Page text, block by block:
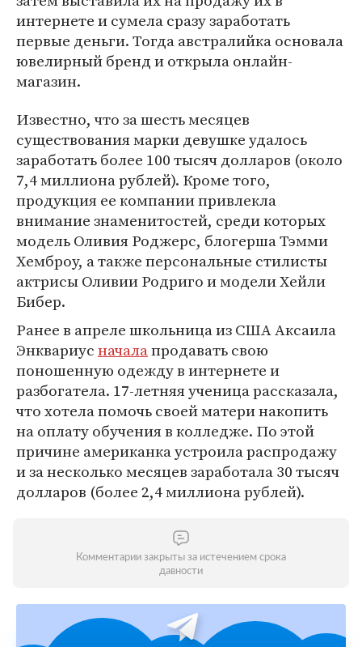
интернете и сумела сразу заработать
первые деньги. Тогда австралийка основала
ювелирный бренд и открыла онлайн-
магазин.
Известно, что за шесть месяцев
существования марки девушке удалось
заработать более 100 тысяч долларов (около
7,4 миллиона рублей). Кроме того,
продукция ее компании привлекла
внимание знаменитостей, среди которых
модель Оливия Роджерс, блогерша Тэмми
Хемброу, а также персональные стилисты
актрисы Оливии Родриго и модели Хейли
Бибер.
Ранее в апреле школьница из США Аксаила
Энквариусначалапродавать свою
поношенную одежду в интернете и
разбогатела. 17-летняя ученица рассказала,
что хотела помочь своей матери накопить
на оплату обучения в колледже. По этой
причине американка устроила распродажу
и за несколько месяцев заработала 30 тысяч
долларов (более 2,4 миллиона рублей).
Комментарии закрыты за истечением срока
давности